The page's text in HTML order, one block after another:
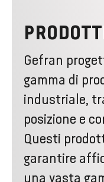
Gefran
gamma di
industriale,
posizione e
Questi
garantire
una vasta